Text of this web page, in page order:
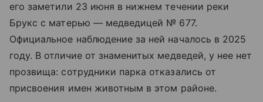
его заметили 23 июня в нижнем течении реки
Брукс с матерью — медведицей № 677.
Официальное наблюдение за ней началось в 2025
году. В отличие от знаменитых медведей, у нее нет
прозвища: сотрудники парка отказались от
присвоения имен животным в этом районе.